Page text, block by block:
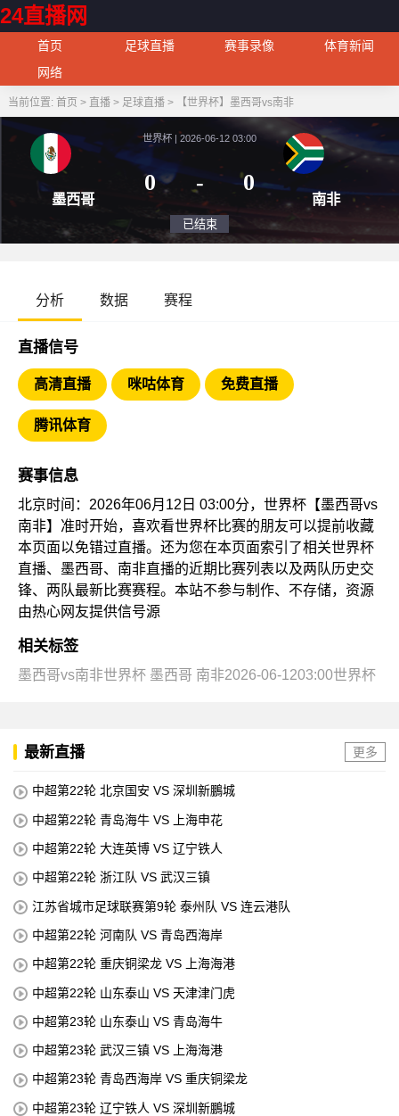
24直播网
首页 足球直播 赛事录像
体育新闻
网络
当前位置: 首页 > 直播> 足球直播> 【世界杯】墨西哥vs南非
墨西哥
世界杯 | 2026-06-12 03:00
0
分析 数据 赛程
直播信号
高清直播 咪咕体育 免费直播
腾讯体育
赛事信息
北京时间：2026年06月12日 03:00分，世界杯【墨西哥vs
南非】准时开始，喜欢看世界杯比赛的朋友可以提前收藏
本页面以免错过直播。还为您在本页面索引了相关世界杯
直播、墨西哥、南非直播的近期比赛列表以及两队历史交
锋、两队最新比赛赛程。本站不参与制作、不存储，资源
由热心网友提供信号源
相关标签
墨西哥vs南非世界杯 墨西哥 南非2026-06-1203:00世界杯
最新直播 更多
中超第22轮 北京国安 VS 深圳新鵬城
中超第22轮 青岛海牛 VS 上海申花
中超第22轮 大连英博 VS 辽宁铁人
中超第22轮 浙江队 VS 武汉三镇
江苏省城市足球联赛第9轮 泰州队 VS 连云港队
中超第22轮 河南队 VS 青岛西海岸
中超第22轮 重庆铜梁龙 VS 上海海港
中超第22轮 山东泰山 VS 天津津门虎
中超第23轮 山东泰山 VS 青岛海牛
中超第23轮 武汉三镇 VS 上海海港
中超第23轮 青岛西海岸 VS 重庆铜梁龙
中超第23轮 辽宁铁人 VS 深圳新鵬城